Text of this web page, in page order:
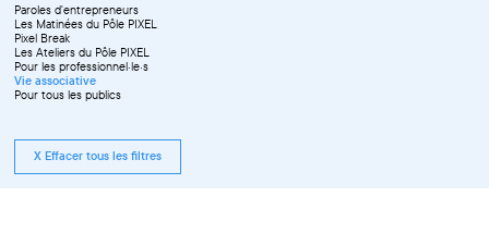
Paroles d'entrepreneurs
Les Matinées du Pôle PIXEL
Pixel Break
Les Ateliers du Pôle PIXEL
Pour les professionnel·le·s
Vie associative
Pour tous les publics
X Effacer tous les filtres